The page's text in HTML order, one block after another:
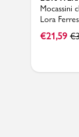
Gift card
Mocassini
Lora Ferres
€21,59 €